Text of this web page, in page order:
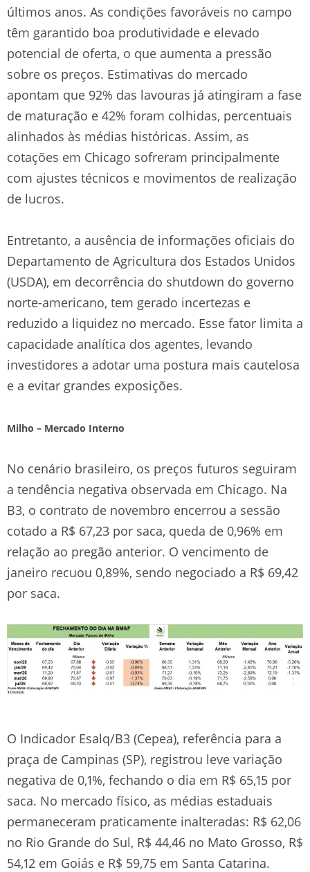
últimos anos. As condições favoráveis no campo
têm garantido boa produtividade e elevado
potencial de oferta, o que aumenta a pressão
sobre os preços. Estimativas do mercado
apontam que 92% das lavouras já atingiram a fase
de maturação e 42% foram colhidas, percentuais
alinhados às médias históricas. Assim, as
cotações em Chicago sofreram principalmente
com ajustes técnicos e movimentos de realização
de lucros.
Entretanto, a ausência de informações oficiais do
Departamento de Agricultura dos Estados Unidos
(USDA), em decorrência do shutdown do governo
norte-americano, tem gerado incertezas e
reduzido a liquidez no mercado. Esse fator limita a
capacidade analítica dos agentes, levando
investidores a adotar uma postura mais cautelosa
e a evitar grandes exposições.
Milho – Mercado Interno
No cenário brasileiro, os preços futuros seguiram
a tendência negativa observada em Chicago. Na
B3, o contrato de novembro encerrou a sessão
cotado a R$ 67,23 por saca, queda de 0,96% em
relação ao pregão anterior. O vencimento de
janeiro recuou 0,89%, sendo negociado a R$ 69,42
por saca.
O Indicador Esalq/B3 (Cepea), referência para a
praça de Campinas (SP), registrou leve variação
negativa de 0,1%, fechando o dia em R$ 65,15 por
saca. No mercado físico, as médias estaduais
permaneceram praticamente inalteradas: R$ 62,06
no Rio Grande do Sul, R$ 44,46 no Mato Grosso, R$
54,12 em Goiás e R$ 59,75 em Santa Catarina.